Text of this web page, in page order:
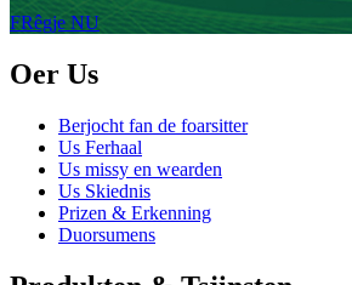
FRêgje NU
Oer Us
Berjocht fan de foarsitter
Us Ferhaal
Us missy en wearden
Us Skiednis
Prizen & Erkenning
Duorsumens